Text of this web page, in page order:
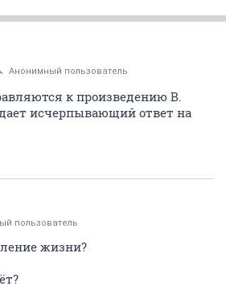
Анонимный пользователь
к произведению В.
исчерпывающий ответ на
пользователь
жизни?